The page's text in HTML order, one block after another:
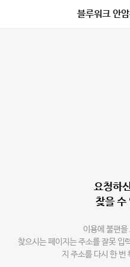
블루워크 안
요청하
찾을 수
이용에 불편을
찾으시는 페이지는 주소를 잘못 입
지 주소를 다시 한 번